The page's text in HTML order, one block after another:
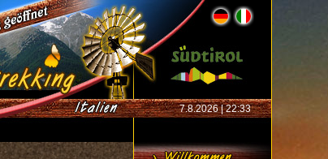
7.8.2026 | 22:33